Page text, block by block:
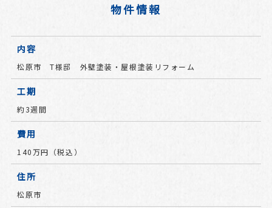
物件情報
内容
松原市 T様邸 外壁塗装・屋根塗装リフォーム
工期
約3週間
費用
140万円（税込）
住所
松原市